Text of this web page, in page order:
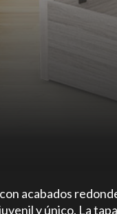
acabados
y único. La